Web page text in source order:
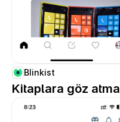
Blinkist
Kitaplara göz atma